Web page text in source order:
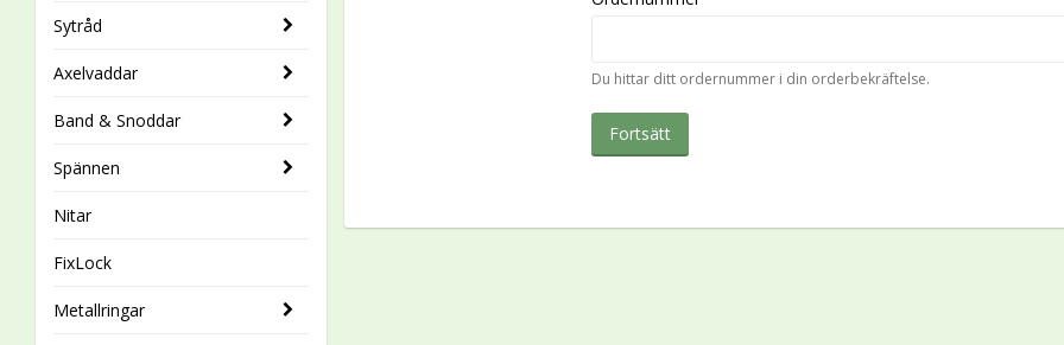
Sytråd
Axelvaddar
Band & Snoddar
Spännen
Nitar
FixLock
Metallringar
Du hittar ditt ordernummer i din orderbekräftelse.
Fortsätt